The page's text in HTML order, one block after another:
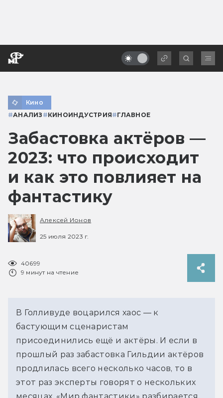
Кино
#АНАЛИЗ #КИНОИНДУСТРИЯ#ГЛАВНОЕ
Забастовка актёров —
2023: что происходит
и как это повлияет на
фантастику
Алексей Ионов
25 июля 2023 г.
40699
9 минут на чтение
В Голливуде воцарился хаос — к
бастующим сценаристам
присоединились ещё и актёры. И если в
прошлый раз забастовка Гильдии актёров
продлилась всего несколько часов, то в
этот раз эксперты говорят о нескольких
месяцах. «Мир фантастики» разбирается,